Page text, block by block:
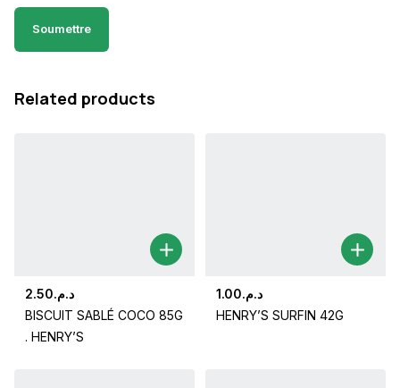
Related products
د.م.2.50
BISCUIT SABLÉ COCO 85G
. HENRY’S
د.م.1.00
HENRY’S SURFIN 42G